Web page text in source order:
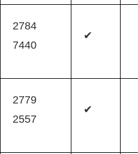
2784
7440
✔
2779
2557
✔